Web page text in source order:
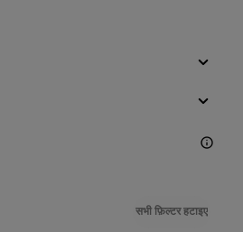
सभी फ़िल्टर हटाइए